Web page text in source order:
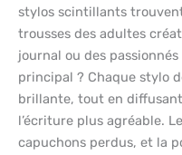
stylos scintillants
trousses des adultes
journal ou des
principal ? Chaque stylo
brillante, tout en
l’écriture plus agréable.
capuchons perdus, et la